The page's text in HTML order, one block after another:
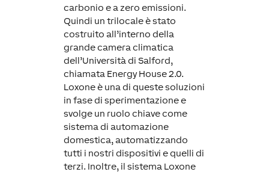
carbonio e a zero emissioni.
Quindi un trilocale è stato
costruito all’interno della
grande camera climatica
dell’Università di Salford,
chiamata Energy House 2.0.
Loxone è una di queste soluzioni
in fase di sperimentazione e
svolge un ruolo chiave come
sistema di automazione
domestica, automatizzando
tutti i nostri dispositivi e quelli di
terzi. Inoltre, il sistema Loxone